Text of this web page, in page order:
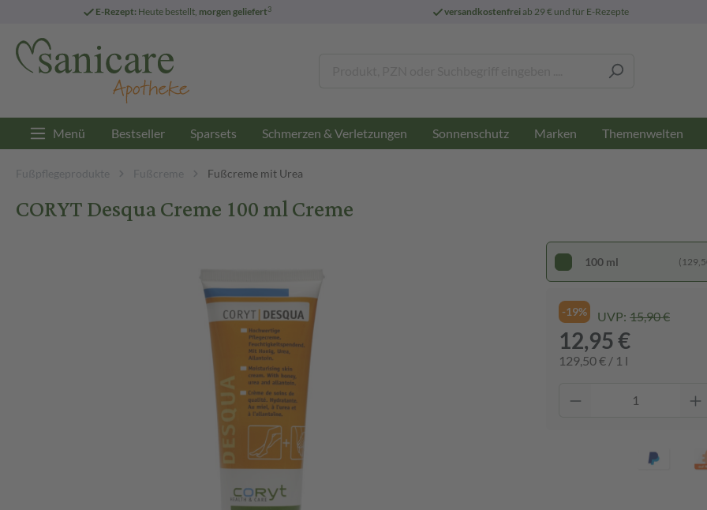
E-Rezept: Heute bestellt, morgen geliefert3 versandkostenfreiab 29 € und für E-Rezepte
Menü Bestseller Sparsets Schmerzen & Verletzungen Sonnenschutz Marken Themenwelten
Fußpflegeprodukte Fußcreme Fußcreme mit Urea
CORYT Desqua Creme 100 ml Creme
100 ml
-19% UVP: 15,90 €
12,95 €
129,50 € / 1 l